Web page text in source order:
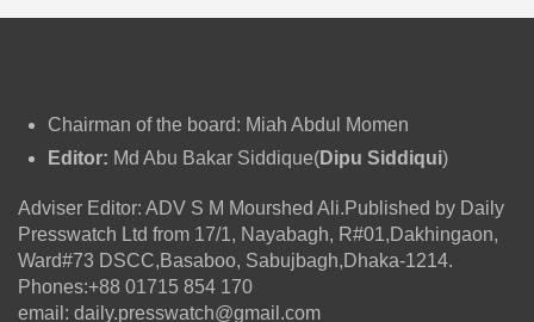
Chairman of the board: Miah Abdul Momen
Editor: Md Abu Bakar Siddique(Dipu Siddiqui)
Adviser Editor: ADV S M Mourshed Ali.Published by Daily
Presswatch Ltd from 17/1, Nayabagh, R#01,Dakhingaon,
Ward#73 DSCC,Basaboo, Sabujbagh,Dhaka-1214.
Phones:+88 01715 854 170
email: daily.presswatch@gmail.com